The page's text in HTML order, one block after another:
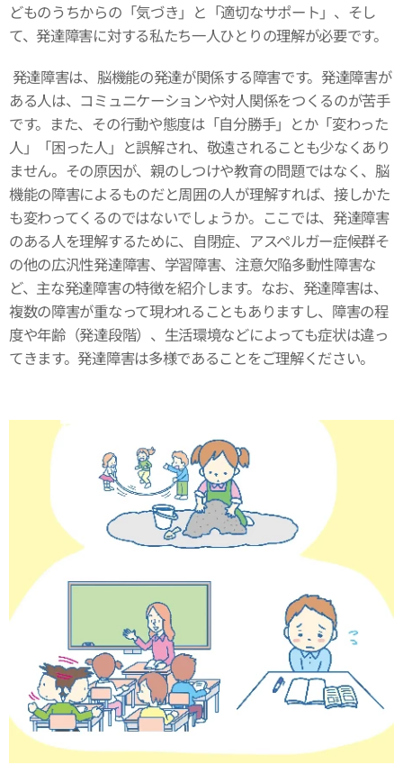
どものうちからの「気づき」と「適切なサポート」、そし
て、発達障害に対する私たち一人ひとりの理解が必要です。
発達障害は、脳機能の発達が関係する障害です。発達障害が
ある人は、コミュニケーションや対人関係をつくるのが苦手
です。また、その行動や態度は「自分勝手」とか「変わった
人」「困った人」と誤解され、敬遠されることも少なくあり
ません。その原因が、親のしつけや教育の問題ではなく、脳
機能の障害によるものだと周囲の人が理解すれば、接しかた
も変わってくるのではないでしょうか。ここでは、発達障害
のある人を理解するために、自閉症、アスペルガー症候群そ
の他の広汎性発達障害、学習障害、注意欠陥多動性障害な
ど、主な発達障害の特徴を紹介します。なお、発達障害は、
複数の障害が重なって現われることもありますし、障害の程
度や年齢（発達段階）、生活環境などによっても症状は違っ
てきます。発達障害は多様であることをご理解ください。